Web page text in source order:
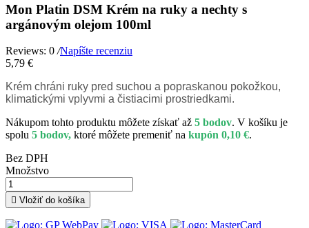
Mon Platin DSM Krém na ruky a nechty s
argánovým olejom 100ml
Reviews: 0 /Napíšte recenziu
5,79 €
Krém chráni ruky pred suchou a popraskanou pokožkou,
klimatickými vplyvmi a čistiacimi prostriedkami.
Nákupom tohto produktu môžete získať až 5 bodov. V košíku je
spolu 5 bodov, ktoré môžete premeniť na kupón 0,10 €.
Bez DPH
Množstvo
 Vložiť do košíka